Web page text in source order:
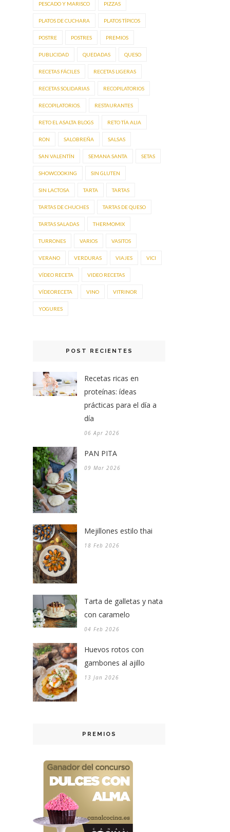
PESCADO Y MARISCO PIZZAS
PLATOS DE CUCHARA PLATOS TÍPICOS
POSTRE POSTRES PREMIOS
PUBLICIDAD QUEDADAS QUESO
RECETAS FÁCILES RECETAS LIGERAS
RECETAS SOLIDARIAS RECOPILATORIOS
RECOPILATORIOS. RESTAURANTES
RETO EL ASALTA BLOGS RETO TÍA ALIA
RON SALOBREÑA SALSAS
SAN VALENTÍN SEMANA SANTA SETAS
SHOWCOOKING SIN GLUTEN
SIN LACTOSA TARTA TARTAS
TARTAS DE CHUCHES TARTAS DE QUESO
TARTAS SALADAS THERMOMIX
TURRONES VARIOS VASITOS
VERANO VERDURAS VIAJES VICI
VÍDEO RECETA VIDEO RECETAS
VÍDEORECETA VINO VITRINOR
YOGURES
POST RECIENTES
Recetas ricas en
proteínas: ídeas
prácticas para el día a
día
06 Apr 2026
PAN PITA
09 Mar 2026
Mejillones estilo thai
18 Feb 2026
Tarta de galletas y nata
con caramelo
04 Feb 2026
Huevos rotos con
gambones al ajillo
13 Jan 2026
PREMIOS